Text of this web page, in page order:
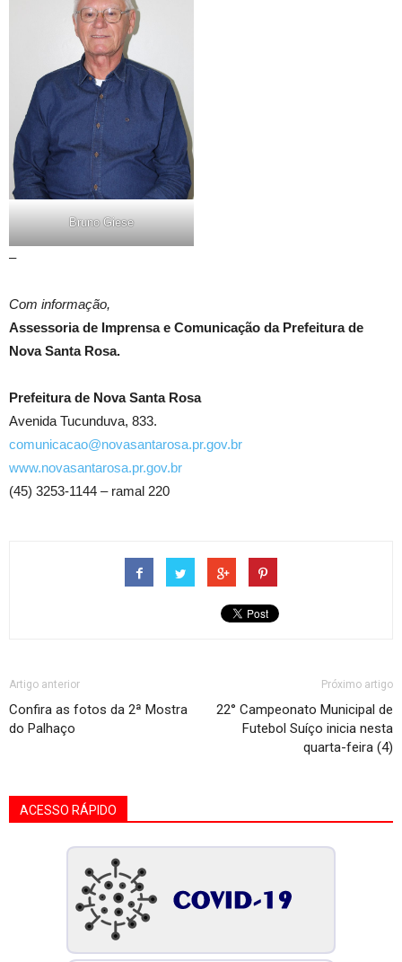
Bruno Giese
–
Com informação,
Assessoria de Imprensa e Comunicação da Prefeitura de
Nova Santa Rosa.
Prefeitura de Nova Santa Rosa
Avenida Tucunduva, 833.
comunicacao@novasantarosa.pr.gov.br
www.novasantarosa.pr.gov.br
(45) 3253-1144 – ramal 220
Artigo anterior
Confira as fotos da 2ª Mostra
do Palhaço
Próximo artigo
22° Campeonato Municipal de
Futebol Suíço inicia nesta
quarta-feira (4)
ACESSO RÁPIDO